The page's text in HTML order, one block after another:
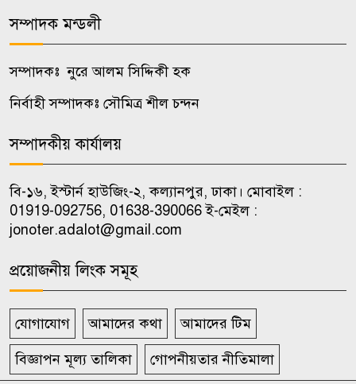
কালুখালীতে দপ্তর প্রধানদের সঙ্গে
এমপির মতবিনিময় সভা
কালুখালীতে শিক্ষাপ্রতিষ্ঠানে ক্রীড়া ও
চাকরি পেলেন জুলাই শহিদ ও আহত
পরিবারের ১০ সদস্য
১০
সম্পাদক মন্ডলী
সম্পাদকঃ নুরে আলম সিদ্দিকী হক
নির্বাহী সম্পাদকঃ সৌমিত্র শীল চন্দন
সম্পাদকীয় কার্যালয়
বি-১৬, ইস্টার্ন হাউজিং-২, কল্যানপুর, ঢাকা। মোবাইল :
01919-092756, 01638-390066 ই-মেইল :
jonoter.adalot@gmail.com
প্রয়োজনীয় লিংক সমূহ
যোগাযোগ আমাদের কথা আমাদের টিম
বিজ্ঞাপন মূল্য তালিকা গোপনীয়তার নীতিমালা